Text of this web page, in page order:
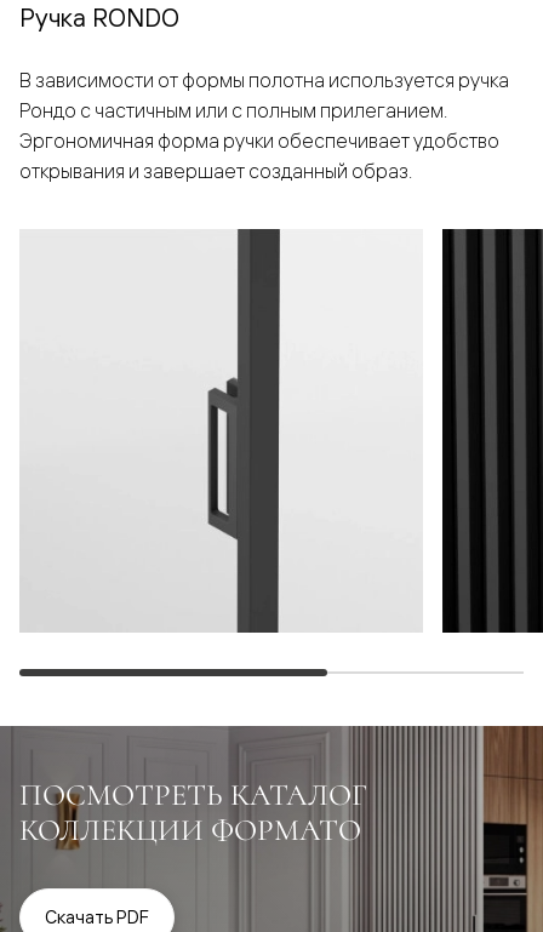
Ручка RONDO
В зависимости от формы полотна используется ручка
Рондо с частичным или с полным прилеганием.
Эргономичная форма ручки обеспечивает удобство
открывания и завершает созданный образ.
ПОСМОТРЕТЬ КАТАЛОГ
КОЛЛЕКЦИИ ФОРМАТО
Скачать PDF